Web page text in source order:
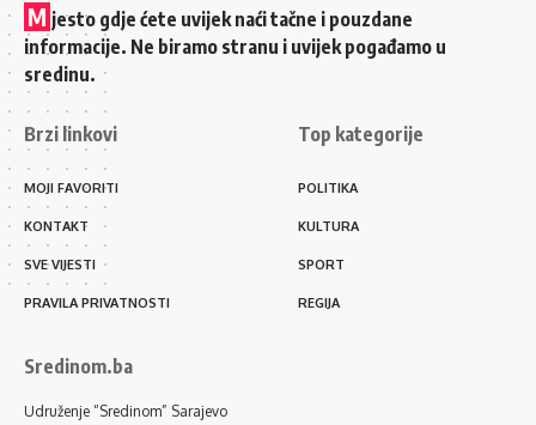
M jesto gdje ćete uvijek naći tačne i pouzdane
informacije. Ne biramo stranu i uvijek pogađamo u
sredinu.
Brzi linkovi
MOJI FAVORITI
KONTAKT
SVE VIJESTI
PRAVILA PRIVATNOSTI
Top kategorije
POLITIKA
KULTURA
SPORT
REGIJA
Sredinom.ba
Udruženje “Sredinom” Sarajevo